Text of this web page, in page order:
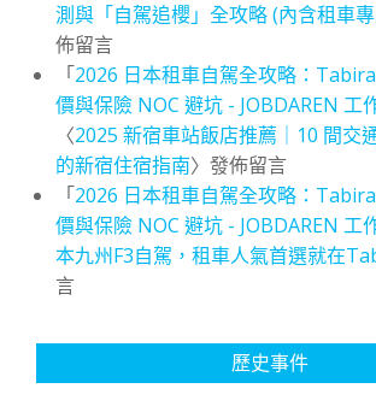
測與「自駕追櫻」全攻略 (內含租車
佈留言
「2026 日本租車自駕全攻略：
價與保險 NOC 避坑 - JOBDAREN 工
〈2025 新宿車站飯店推薦｜10 間交
的新宿住宿指南〉發佈留言
「2026 日本租車自駕全攻略：
價與保險 NOC 避坑 - JOBDAREN 工
本九州F3自駕，租車人氣首選就在
言
歷史事件